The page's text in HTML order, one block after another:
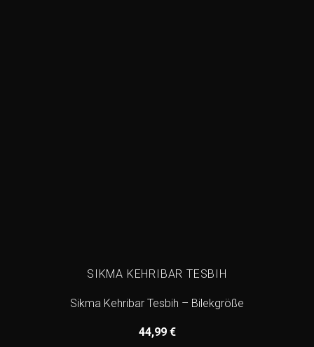
SIKMA KEHRIBAR TESBIH
Sikma Kehribar Tesbih – Bilekgröße
44,99 €